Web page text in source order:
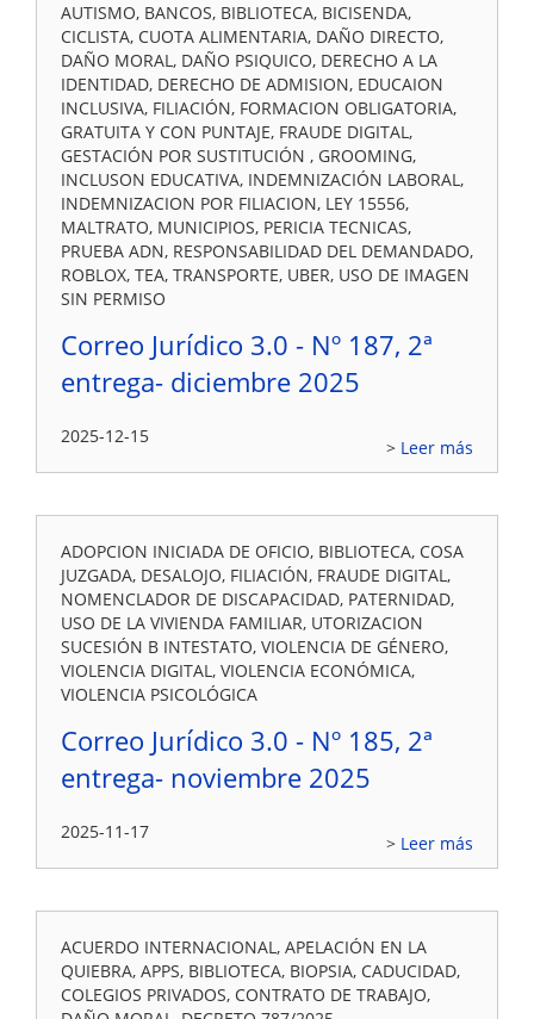
AUTISMO, BANCOS, BIBLIOTECA, BICISENDA,
CICLISTA, CUOTA ALIMENTARIA, DAÑO DIRECTO,
DAÑO MORAL, DAÑO PSIQUICO, DERECHO A LA
IDENTIDAD, DERECHO DE ADMISION, EDUCAION
INCLUSIVA, FILIACIÓN, FORMACION OBLIGATORIA,
GRATUITA Y CON PUNTAJE, FRAUDE DIGITAL,
GESTACIÓN POR SUSTITUCIÓN , GROOMING,
INCLUSON EDUCATIVA, INDEMNIZACIÓN LABORAL,
INDEMNIZACION POR FILIACION, LEY 15556,
MALTRATO, MUNICIPIOS, PERICIA TECNICAS,
PRUEBA ADN, RESPONSABILIDAD DEL DEMANDADO,
ROBLOX, TEA, TRANSPORTE, UBER, USO DE IMAGEN
SIN PERMISO
Correo Jurídico 3.0 - Nº 187, 2ª
entrega- diciembre 2025
2025-12-15
Leer más
ADOPCION INICIADA DE OFICIO, BIBLIOTECA, COSA
JUZGADA, DESALOJO, FILIACIÓN, FRAUDE DIGITAL,
NOMENCLADOR DE DISCAPACIDAD, PATERNIDAD,
USO DE LA VIVIENDA FAMILIAR, UTORIZACION
SUCESIÓN B INTESTATO, VIOLENCIA DE GÉNERO,
VIOLENCIA DIGITAL, VIOLENCIA ECONÓMICA,
VIOLENCIA PSICOLÓGICA
Correo Jurídico 3.0 - Nº 185, 2ª
entrega- noviembre 2025
2025-11-17
Leer más
ACUERDO INTERNACIONAL, APELACIÓN EN LA
QUIEBRA, APPS, BIBLIOTECA, BIOPSIA, CADUCIDAD,
COLEGIOS PRIVADOS, CONTRATO DE TRABAJO,